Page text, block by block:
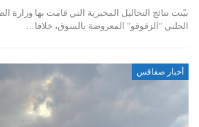
بيّنت نتائج التحاليل المخبرية التي قامت بها وزارة
الحلبي "الزقوقو" المعروضة بالسوق، خلافا…
أخبار صفاقس